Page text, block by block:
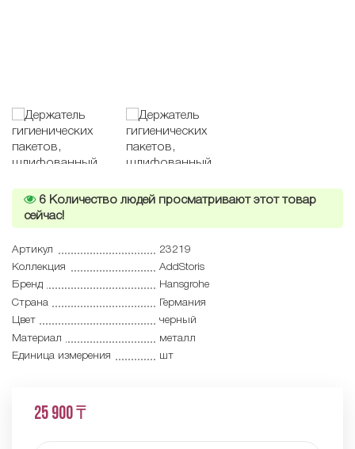
6 Количество людей просматривают этот товар
сейчас!
Артикул
23219
Коллекция
AddStoris
Бренд
Hansgrohe
Страна
Германия
Цвет
черный
Материал
металл
Единица измерения
шт
25 900 ₸